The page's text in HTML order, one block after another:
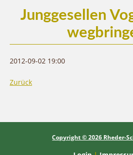
Junggesellen
2012-09-02 19:00
Zurück
Copyright © 2026 Rheder-